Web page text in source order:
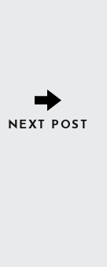
NEXT POST